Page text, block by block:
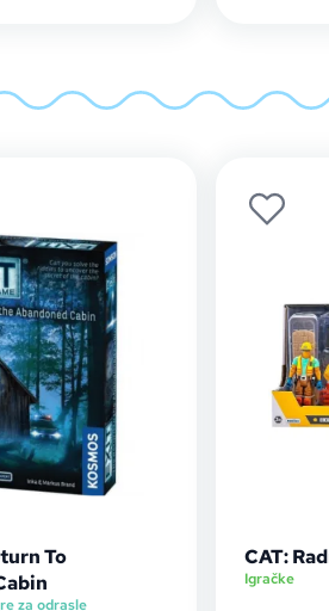
To
za odrasle
CAT:
Igračke